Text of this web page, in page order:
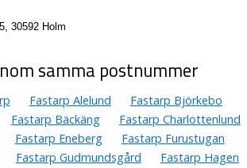
30592 Holm
samma postnummer
Fastarp Alelund
Fastarp Björkebo
Fastarp Bäckäng
Fastarp Charlottenlund
Fastarp Eneberg
Fastarp Furustugan
Fastarp Gudmundsgård
Fastarp Hagen